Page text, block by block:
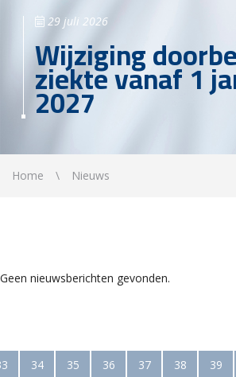
29 juli 2026
Wijziging
ziekte vanaf 1
2027
Home Nieuws
Geen nieuwsberichten gevonden.
34 35 36 37 38 39